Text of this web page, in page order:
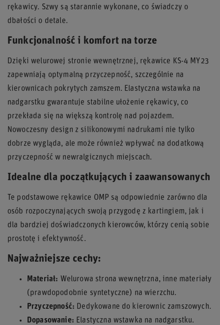
rękawicy. Szwy są starannie wykonane, co świadczy o
dbałości o detale.
Funkcjonalność i komfort na torze
Dzięki welurowej stronie wewnętrznej, rękawice KS-4 MY23
zapewniają optymalną przyczepność, szczególnie na
kierownicach pokrytych zamszem. Elastyczna wstawka na
nadgarstku gwarantuje stabilne ułożenie rękawicy, co
przekłada się na większą kontrolę nad pojazdem.
Nowoczesny design z silikonowymi nadrukami nie tylko
dobrze wygląda, ale może również wpływać na dodatkową
przyczepność w newralgicznych miejscach.
Idealne dla początkujących i zaawansowanych
Te podstawowe rękawice OMP są odpowiednie zarówno dla
osób rozpoczynających swoją przygodę z kartingiem, jak i
dla bardziej doświadczonych kierowców, którzy cenią sobie
prostotę i efektywność.
Najważniejsze cechy:
Materiał: Welurowa strona wewnętrzna, inne materiały
(prawdopodobnie syntetyczne) na wierzchu.
Przyczepność: Dedykowane do kierownic zamszowych.
Dopasowanie: Elastyczna wstawka na nadgarstku.